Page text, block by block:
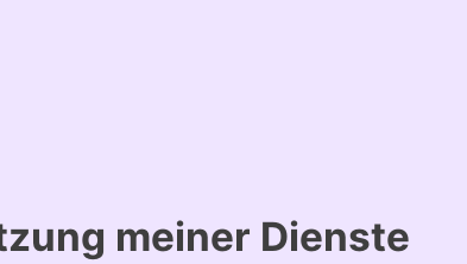
meiner Dienste